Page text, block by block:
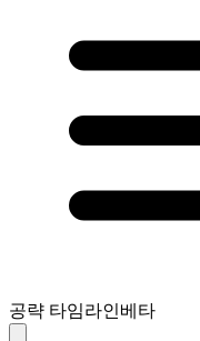
공략 타임라인베타